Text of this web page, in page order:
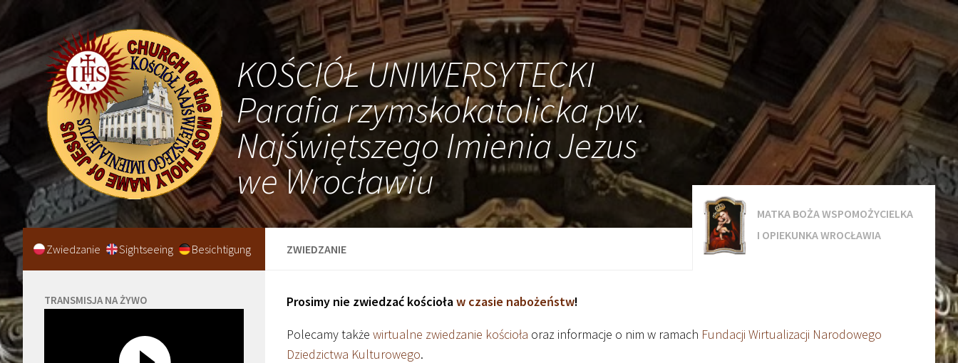
KOŚCIÓŁ UNIWERSYTECKI
Parafia rzymskokatolicka pw.
Najświętszego Imienia Jezus
we Wrocławiu
ZWIEDZANIE
MATKA BOŻA WSPOMOŻYCIELKA
I OPIEKUNKA WROCŁAWIA
Prosimy nie zwiedzać kościoław czasie nabożeństw!
Polecamy także wirtualne zwiedzanie kościoła oraz informacje o nim w ramach Fundacji Wirtualizacji Narodowego
Dziedzictwa Kulturowego.
Zwiedzanie Sightseeing Besichtigung
TRANSMISJA NA ŻYWO